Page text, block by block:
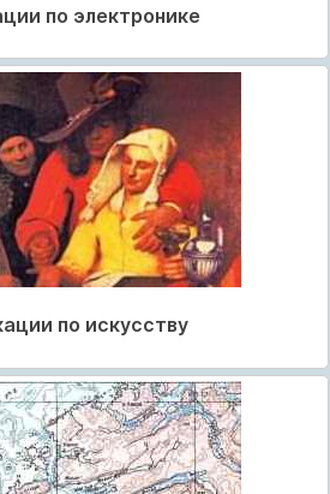
по электронике
по искусству